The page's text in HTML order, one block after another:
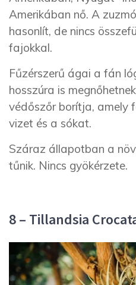
Amerikában nő. A
hasonlít, de nincs
fajokkal.
Fűzérszerű ágai a fán
hosszúra is
védőszőr borítja, amely
vizet és a sókat.
Száraz állapotban a
tűnik. Nincs gyökérzete.
8 – Tillandsia